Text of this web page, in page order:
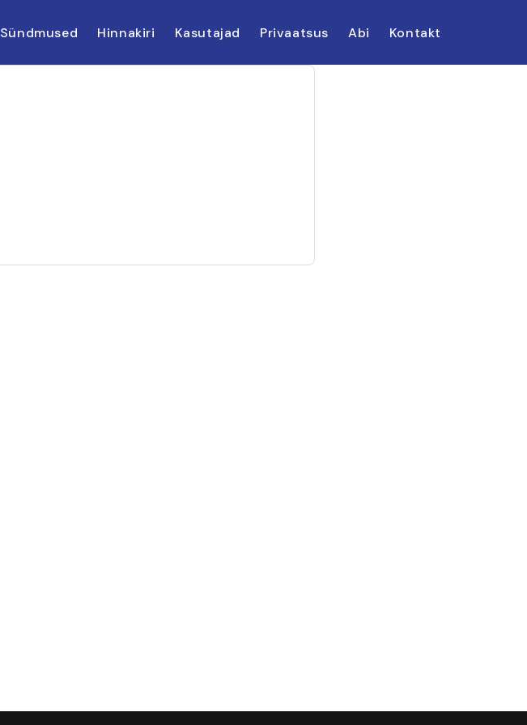
Sündmused Hinnakiri Kasutajad Privaatsus Abi Kontakt